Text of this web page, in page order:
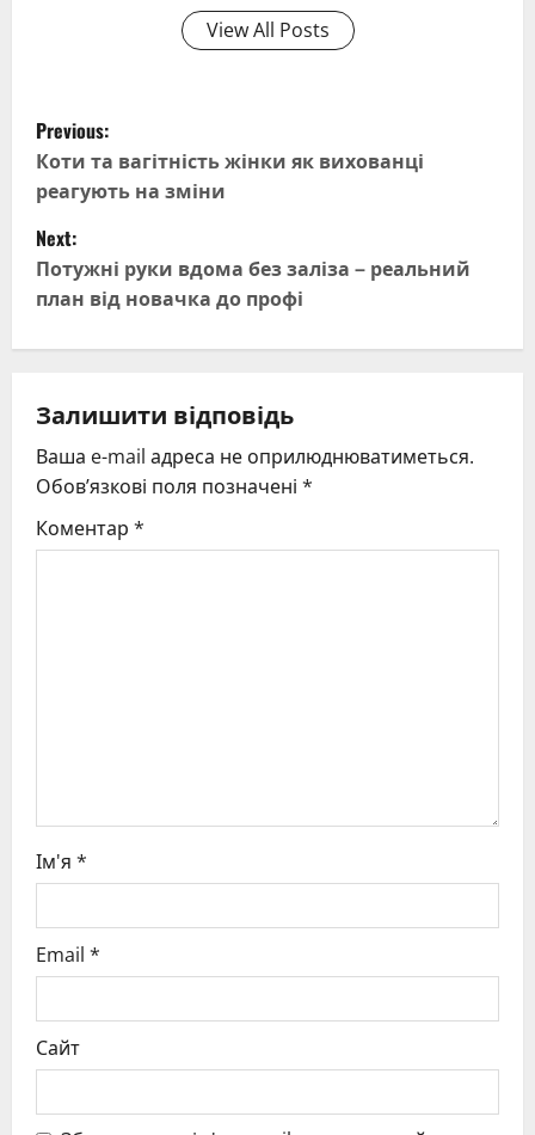
View All Posts
P
o
s
t
n
v
i
g
Previous:
Коти та вагітність жінки як вихованці
реагують на зміни
Next:
Потужні руки вдома без заліза – реальний
план від новачка до профі
Залишити відповідь
Ваша e-mail адреса не оприлюднюватиметься.
Обов’язкові поля позначені *
Коментар *
Ім'я *
Email *
Сайт